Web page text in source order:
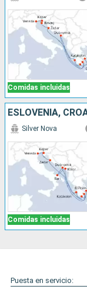
Comidas incluidas
Comidas incluidas
Silver Nova
Puesta en servicio: